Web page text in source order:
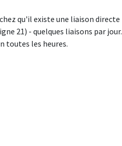
qu'il existe une liaison directe
21) - quelques liaisons par jour.
toutes les heures.